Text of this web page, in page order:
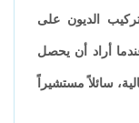
الديون على
أراد أن يحصل
سائلاً مستشيراً